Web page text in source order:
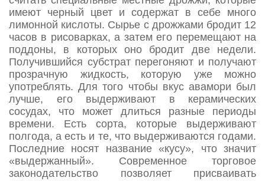
имеют черный цвет и содержат в себе много
лимонной кислоты. Сырье с дрожжами бродит 12
часов в рисоварках, а затем его перемещают на
поддоны, в которых оно бродит две недели.
Получившийся субстрат перегоняют и получают
прозрачную жидкость, которую уже можно
употреблять. Для того чтобы вкус авамори был
лучше, его выдерживают в керамических
сосудах, что может длиться разные периоды
времени. Есть сорта, которые выдерживают
полгода, а есть и те, что выдерживаются годами.
Последние носят название «кусу», что значит
«выдержанный». Современное торговое
законодательство позволяет присваивать